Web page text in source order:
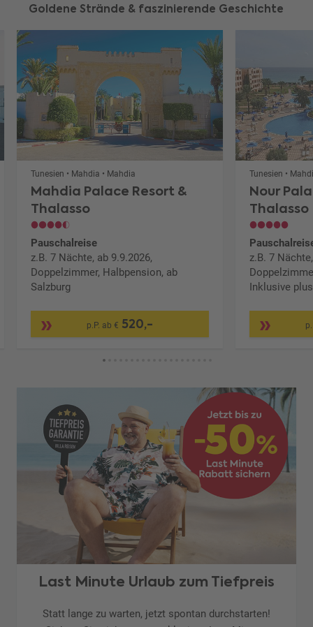
Goldene Strände & faszinierende Geschichte
Tunesien • Mahdia • Mahdia
Mahdia Palace Resort &
Thalasso
Pauschalreise
z.B. 7 Nächte, ab 9.9.2026,
Doppelzimmer, Halbpension, ab
Salzburg
p.P. ab € 520,-
Tunesien •
Nour
Thalasso
z.B. 7
Inklusive
Last Minute Urlaub zum Tiefpreis
Statt lange zu warten, jetzt spontan durchstarten!